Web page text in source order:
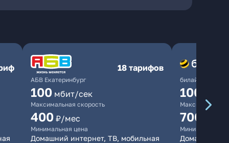
АБВ Екатеринбург
18 тарифов
100 мбит/сек
Максимальная скорость
400 ₽/мес
Минимальная цена
Домашний интернет, ТВ, мобильная
билайн
1000
Максимальная
700
Минимальная
Домашний